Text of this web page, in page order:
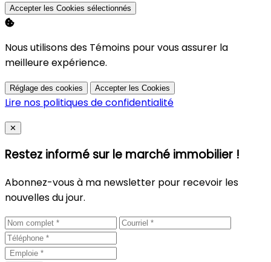
Accepter les Cookies sélectionnés
Nous utilisons des Témoins pour vous assurer la
meilleure expérience.
Réglage des cookies Accepter les Cookies
Lire nos politiques de confidentialité
Close
✕
Restez informé sur le marché immobilier !
Abonnez-vous à ma newsletter pour recevoir les
nouvelles du jour.